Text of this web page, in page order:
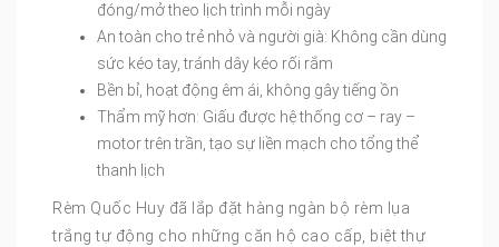
đóng/mở theo lịch trình mỗi ngày
An toàn cho trẻ nhỏ và người già: Không cần dùng
sức kéo tay, tránh dây kéo rối rắm
Bền bỉ, hoạt động êm ái, không gây tiếng ồn
Thẩm mỹ hơn: Giấu được hệ thống cơ – ray –
motor trên trần, tạo sự liền mạch cho tổng thể
thanh lịch
Rèm Quốc Huy đã lắp đặt hàng ngàn bộ rèm lụa
trắng tự động cho những căn hộ cao cấp, biệt thự